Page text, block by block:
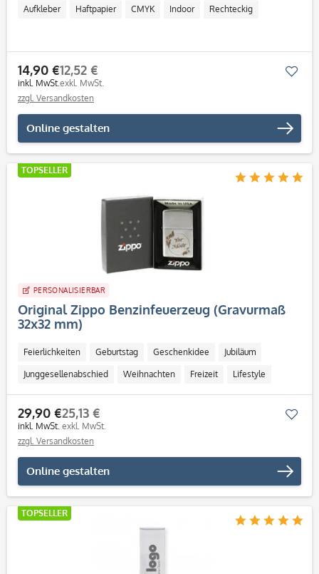
Aufkleber Haftpapier CMYK Indoor Rechteckig
14,90 €
inkl. MwSt.
12,52 €
exkl. MwSt.
zzgl. Versandkosten
Online gestalten
TOPSELLER
PERSONALISIERBAR
Original Zippo Benzinfeuerzeug (Gravurmaß
32x32 mm)
Feierlichkeiten Geburtstag Geschenkidee Jubiläum
Junggesellenabschied Weihnachten Freizeit Lifestyle
Metall Frau Mann Personalisierbar / Onlinegestaltung
29,90 €
inkl. MwSt.
25,13 €
exkl. MwSt.
zzgl. Versandkosten
Online gestalten
TOPSELLER